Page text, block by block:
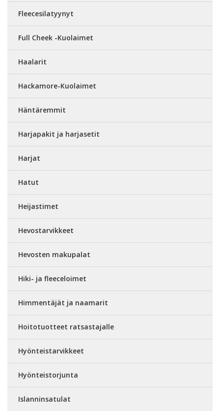
Fleecesilatyynyt
Full Cheek -Kuolaimet
Haalarit
Hackamore-Kuolaimet
Häntäremmit
Harjapakit ja harjasetit
Harjat
Hatut
Heijastimet
Hevostarvikkeet
Hevosten makupalat
Hiki- ja fleeceloimet
Himmentäjät ja naamarit
Hoitotuotteet ratsastajalle
Hyönteistarvikkeet
Hyönteistorjunta
Islanninsatulat